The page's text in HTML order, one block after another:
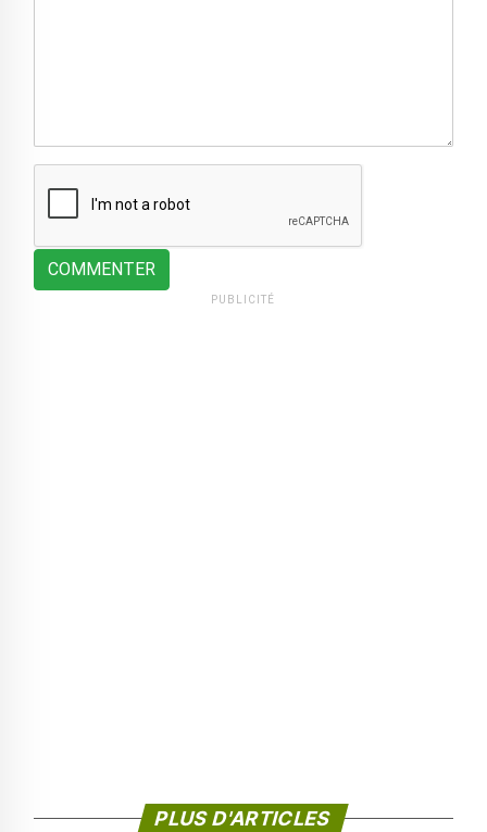
COMMENTER
PUBLICITÉ
PLUS D'ARTICLES